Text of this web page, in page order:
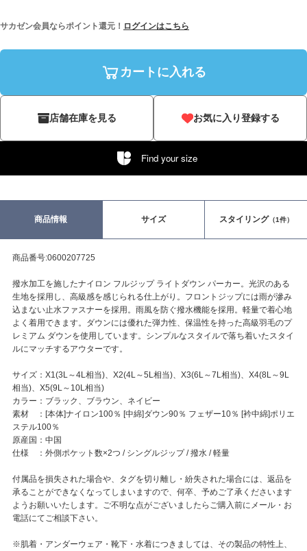
サカゼン会員ならポイント還元！ ログインはこちら
カートに入れる
店舗在庫を見る お気に入り登録する
Find your size
商品情報 サイズ スタイリング（1件）
商品番号:0600207725
撥水加工を施したナイロン フルジップ ライトダウン パーカー。光沢のある
生地を採用し、高級感を感じられる仕上がり。フロントジップには雨が滲み
込まない止水ファスナーを採用。雨風を防ぐ撥水機能を採用。軽量で着心地
よく着用できます。ダウンには優れた弾力性、保温性を持った高級羽毛のプ
レミアム ダウンを使用しています。シンプルなスタイルで落ち着いたスタイ
ルにマッチするアウターです。
サイズ：X1(3L～4L相当)、X2(4L～5L相当)、X3(6L～7L相当)、X4(8L～9L
相当)、X5(9L～10L相当)
カラー：ブラック、ブラウン、ネイビー
素材 ：[本体]ナイロン100％ [中綿]ダウン90％ フェザー10％ [衿中綿]ポリエ
ステル100％
原産国：中国
仕様 ：外側ポケット数×2つ / シングルジップ / 撥水 / 軽量
付属品を損失された場合や、タグを切り離し・紛失された場合には、返品を
承ることができなくなってしまいますので、何卒、予めご了承くださいます
ようお願いいたします。ご不明な点がございましたらご購入前にメール・お
電話にてご相談下さい。
※肌着・アンダーウェア・靴下・水着につきましては、その製品の特性上、